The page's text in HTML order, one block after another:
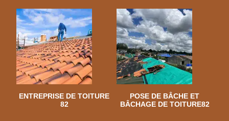
ENTREPRISE DE TOITURE
82
POSE DE BÂCHE ET
BÂCHAGE DE TOITURE82